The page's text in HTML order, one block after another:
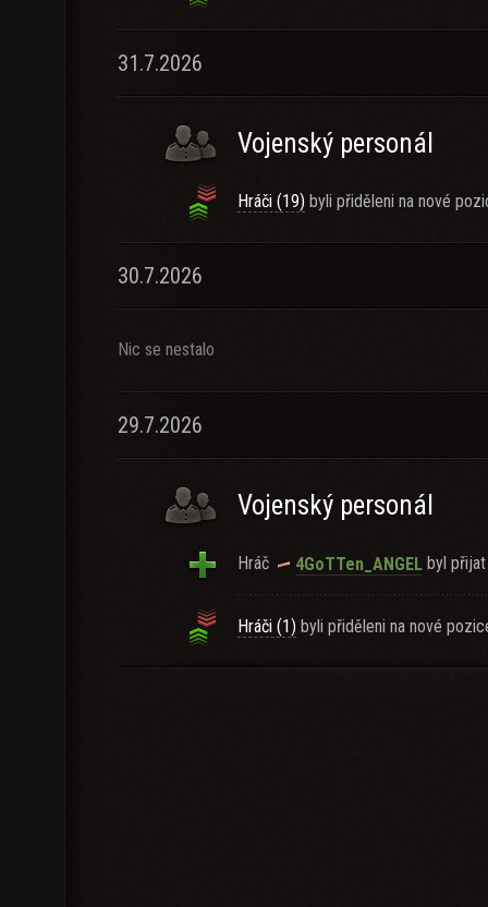
31.7.2026
Vojenský personál
Hráči (19) byli přiděleni na nové
30.7.2026
Nic se nestalo
29.7.2026
Vojenský personál
Hráč 4GoTTen_ANGEL byl přijat
Hráči (1) byli přiděleni na nové